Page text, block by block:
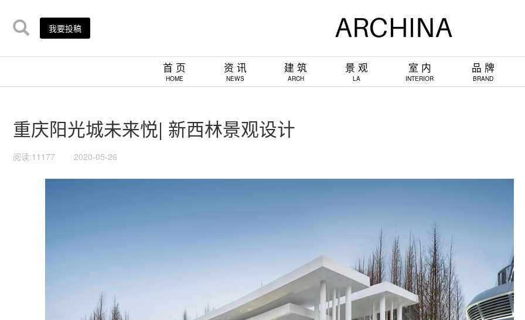
我要投稿
首 页
HOME
资 讯
NEWS
建 筑
ARCH
景 观
LA
室 内
INTERIOR
品 牌
BRAND
重庆阳光城未来悦| 新西林景观设计
阅读:11177 2020-05-26